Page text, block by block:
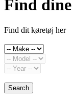
Find
Find dit køretøj her
Search